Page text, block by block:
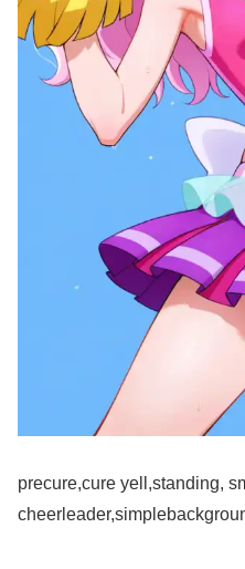
precure,cure yell,standing,